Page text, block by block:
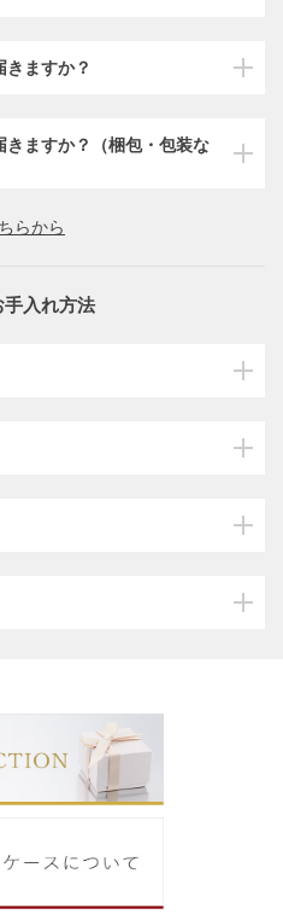
ますか？
ますか？（梱包・包装な
らから
入れ方法